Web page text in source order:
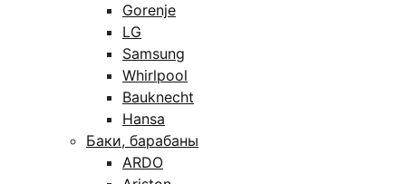
Gorenje
LG
Samsung
Whirlpool
Bauknecht
Hansa
Баки, барабаны
ARDO